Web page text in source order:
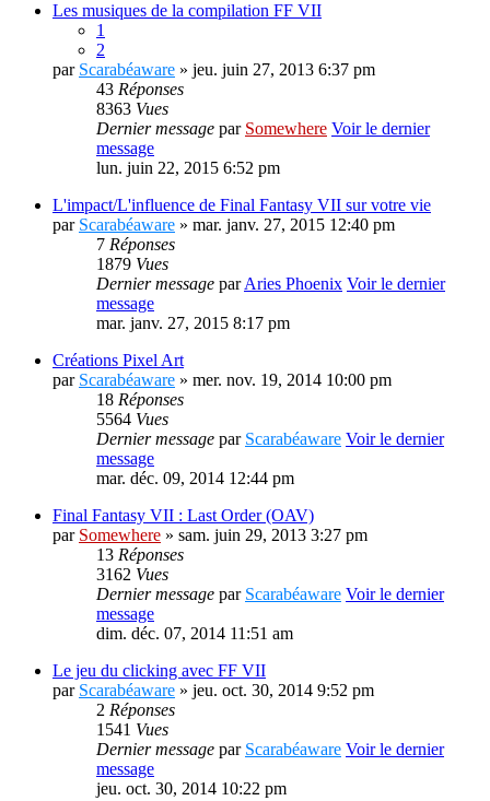
Les musiques de la compilation FF VII
1
2
par Scarabéaware » jeu. juin 27, 2013 6:37 pm
43 Réponses
8363 Vues
Dernier message par Somewhere Voir le dernier
message
lun. juin 22, 2015 6:52 pm
L'impact/L'influence de Final Fantasy VII sur votre vie
par Scarabéaware » mar. janv. 27, 2015 12:40 pm
7 Réponses
1879 Vues
Dernier message parAries Phoenix Voir le dernier
message
mar. janv. 27, 2015 8:17 pm
Créations Pixel Art
par Scarabéaware » mer. nov. 19, 2014 10:00 pm
18 Réponses
5564 Vues
Dernier message par Scarabéaware Voir le dernier
message
mar. déc. 09, 2014 12:44 pm
Final Fantasy VII : Last Order (OAV)
par Somewhere » sam. juin 29, 2013 3:27 pm
13 Réponses
3162 Vues
Dernier message par Scarabéaware Voir le dernier
message
dim. déc. 07, 2014 11:51 am
Le jeu du clicking avec FF VII
par Scarabéaware » jeu. oct. 30, 2014 9:52 pm
2 Réponses
1541 Vues
Dernier message par Scarabéaware Voir le dernier
message
jeu. oct. 30, 2014 10:22 pm